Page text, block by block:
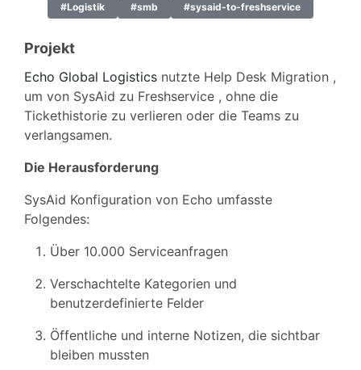
#Logistik #smb #sysaid-to-freshservice
Projekt
Echo Global Logistics nutzte Help Desk Migration ,
um von SysAid zu Freshservice , ohne die
Tickethistorie zu verlieren oder die Teams zu
verlangsamen.
Die Herausforderung
SysAid Konfiguration von Echo umfasste
Folgendes:
Über 10.000 Serviceanfragen
Verschachtelte Kategorien und
benutzerdefinierte Felder
Öffentliche und interne Notizen, die sichtbar
bleiben mussten